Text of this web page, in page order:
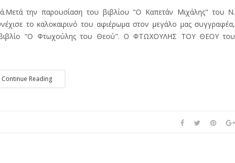
την παρουσίαση του βιβλίου "Ο Καπετάν Μιχάλης" του Ν.
το καλοκαιρινό του αφιέρωμα στον μεγάλο μας συγγραφέα,
βιβλίο "Ο Φτωχούλης του Θεού". Ο ΦΤΩΧΟΥΛΗΣ ΤΟΥ ΘΕΟΥ του
Continue Reading